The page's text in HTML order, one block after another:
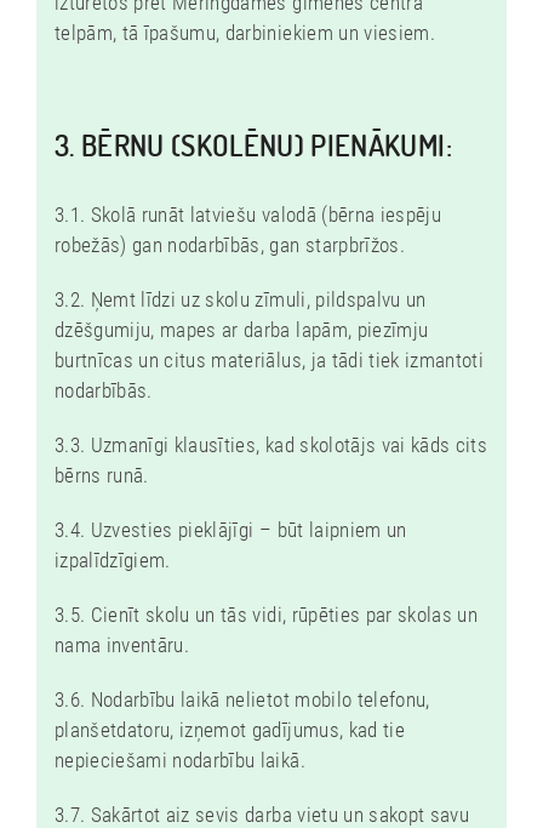
telpām, tā īpašumu, darbiniekiem un viesiem.
3. BĒRNU (SKOLĒNU) PIENĀKUMI:
3.1. Skolā runāt latviešu valodā (bērna iespēju
robežās) gan nodarbībās, gan starpbrīžos.
3.2. Ņemt līdzi uz skolu zīmuli, pildspalvu un
dzēšgumiju, mapes ar darba lapām, piezīmju
burtnīcas un citus materiālus, ja tādi tiek izmantoti
nodarbībās.
3.3. Uzmanīgi klausīties, kad skolotājs vai kāds cits
bērns runā.
3.4. Uzvesties pieklājīgi – būt laipniem un
izpalīdzīgiem.
3.5. Cienīt skolu un tās vidi, rūpēties par skolas un
nama inventāru.
3.6. Nodarbību laikā nelietot mobilo telefonu,
planšetdatoru, izņemot gadījumus, kad tie
nepieciešami nodarbību laikā.
3.7. Sakārtot aiz sevis darba vietu un sakopt savu